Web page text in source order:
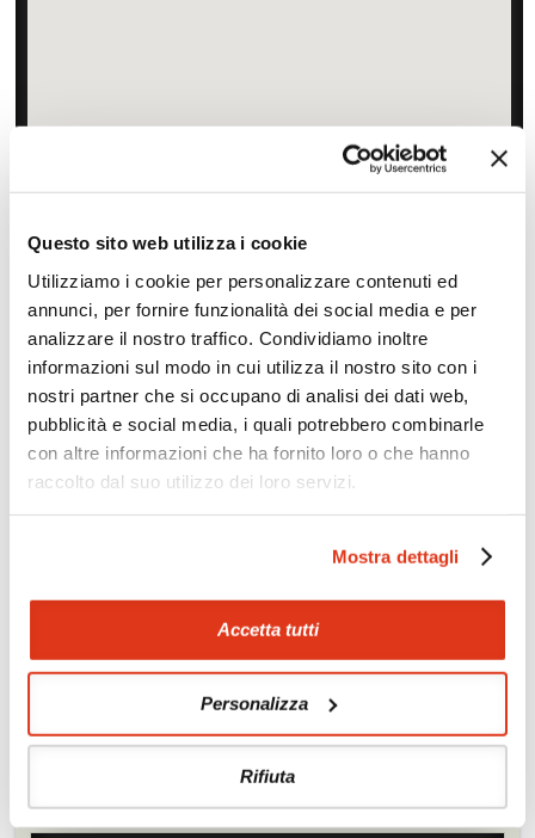
Questo sito web utilizza i cookie
Utilizziamo i cookie per personalizzare contenuti ed
annunci, per fornire funzionalità dei social media e per
analizzare il nostro traffico. Condividiamo inoltre
informazioni sul modo in cui utilizza il nostro sito con i
nostri partner che si occupano di analisi dei dati web,
pubblicità e social media, i quali potrebbero combinarle
con altre informazioni che ha fornito loro o che hanno
raccolto dal suo utilizzo dei loro servizi.
Mostra dettagli
Accetta tutti
Personalizza
Rifiuta
Minimize map
Offerte
Quotazioni di alcune proposte di viaggio, modificabili su
richiesta
Scopri i prezzi »
Da non perdere in Malesia Peninsulare
Tour culturali
Itinerari naturalistici
Soggiorni balneari
Mostraci le tue foto su Facebook
Condividi con gli altri viaggiatori le tue esperienze e scambia
consigli e suggerimenti sulle tue località preferite.